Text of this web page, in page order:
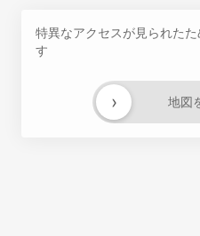
特異なアクセスが見られた
す
地図
›